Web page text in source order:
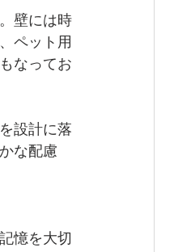
壁には時
ペット用
なってお
設計に落
な配慮
憶を大切